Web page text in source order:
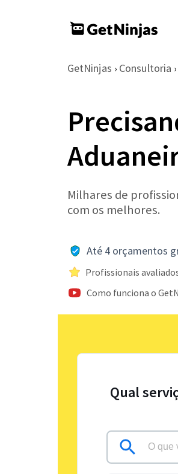
GetNinjas › Consultoria ›
Milhares de
com os melhores.
Até 4 orçamentos
Profissionais
Como funciona o
Qual